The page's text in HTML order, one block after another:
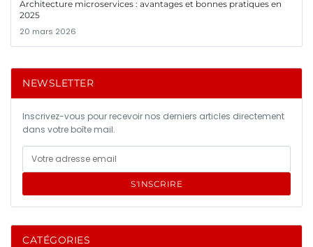
Architecture microservices : avantages et bonnes pratiques en
2025
20 mars 2026
NEWSLETTER
Inscrivez-vous pour recevoir nos derniers articles directement
dans votre boîte mail.
S'INSCRIRE
CATÉGORIES